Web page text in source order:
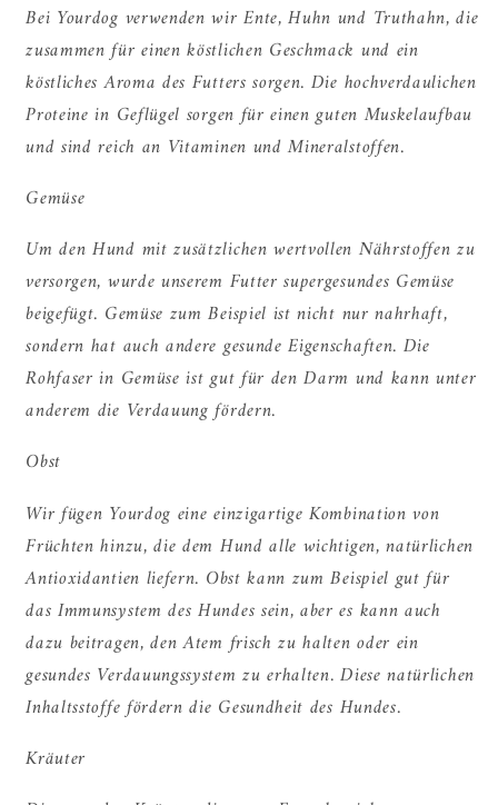
Bei Yourdog verwenden wir Ente, Huhn und Truthahn, die
zusammen für einen köstlichen Geschmack und ein
köstliches Aroma des Futters sorgen. Die hochverdaulichen
Proteine in Geflügel sorgen für einen guten Muskelaufbau
und sind reich an Vitaminen und Mineralstoffen.
Gemüse
Um den Hund mit zusätzlichen wertvollen Nährstoffen zu
versorgen, wurde unserem Futter supergesundes Gemüse
beigefügt. Gemüse zum Beispiel ist nicht nur nahrhaft,
sondern hat auch andere gesunde Eigenschaften. Die
Rohfaser in Gemüse ist gut für den Darm und kann unter
anderem die Verdauung fördern.
Obst
Wir fügen Yourdog eine einzigartige Kombination von
Früchten hinzu, die dem Hund alle wichtigen, natürlichen
Antioxidantien liefern. Obst kann zum Beispiel gut für
das Immunsystem des Hundes sein, aber es kann auch
dazu beitragen, den Atem frisch zu halten oder ein
gesundes Verdauungssystem zu erhalten. Diese natürlichen
Inhaltsstoffe fördern die Gesundheit des Hundes.
Kräuter